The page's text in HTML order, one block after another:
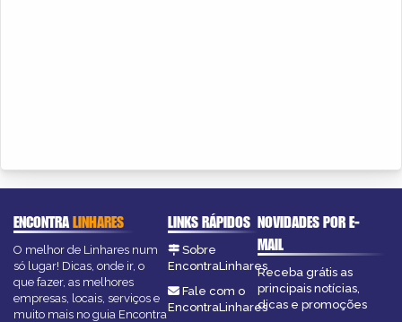
ENCONTRALINHARES
O melhor de Linhares num
só lugar! Dicas, onde ir, o
que fazer, as melhores
empresas, locais, serviços e
muito mais no guia Encontra
LINKS RÁPIDOS
Sobre
EncontraLinhares
Fale com o
EncontraLinhares
NOVIDADES POR E-
MAIL
Receba grátis as
principais notícias,
dicas e promoções